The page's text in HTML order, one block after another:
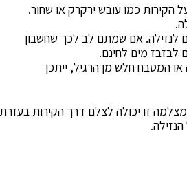
הקירות כמו עובש ירקרק או שחור.
לנזילה. אם שמתם לב לכך שחשבון
לבזבז מים לחינם.
המטבח חלש מן הרגיל, ייתכן
זו יכולה לצלם דרך הקירות בעזרת